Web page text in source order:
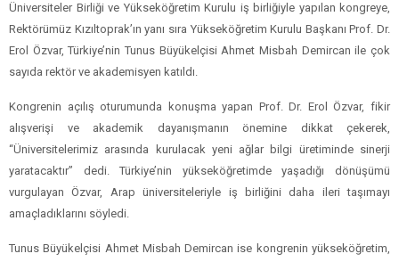
Üniversiteler Birliği ve Yükseköğretim Kurulu iş birliğiyle yapılan kongreye,
Rektörümüz Kızıltoprak’ın yanı sıra Yükseköğretim Kurulu Başkanı Prof. Dr.
Erol Özvar, Türkiye’nin Tunus Büyükelçisi Ahmet Misbah Demircan ile çok
sayıda rektör ve akademisyen katıldı.
Kongrenin açılış oturumunda konuşma yapan Prof. Dr. Erol Özvar, fikir
alışverişi ve akademik dayanışmanın önemine dikkat çekerek,
“Üniversitelerimiz arasında kurulacak yeni ağlar bilgi üretiminde sinerji
yaratacaktır” dedi. Türkiye’nin yükseköğretimde yaşadığı dönüşümü
vurgulayan Özvar, Arap üniversiteleriyle iş birliğini daha ileri taşımayı
amaçladıklarını söyledi.
Tunus Büyükelçisi Ahmet Misbah Demircan ise kongrenin yükseköğretim,